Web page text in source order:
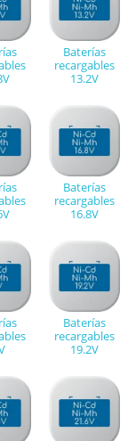
Baterías
recargables
13.2V
Baterías
recargables
16.8V
Baterías
recargables
19.2V